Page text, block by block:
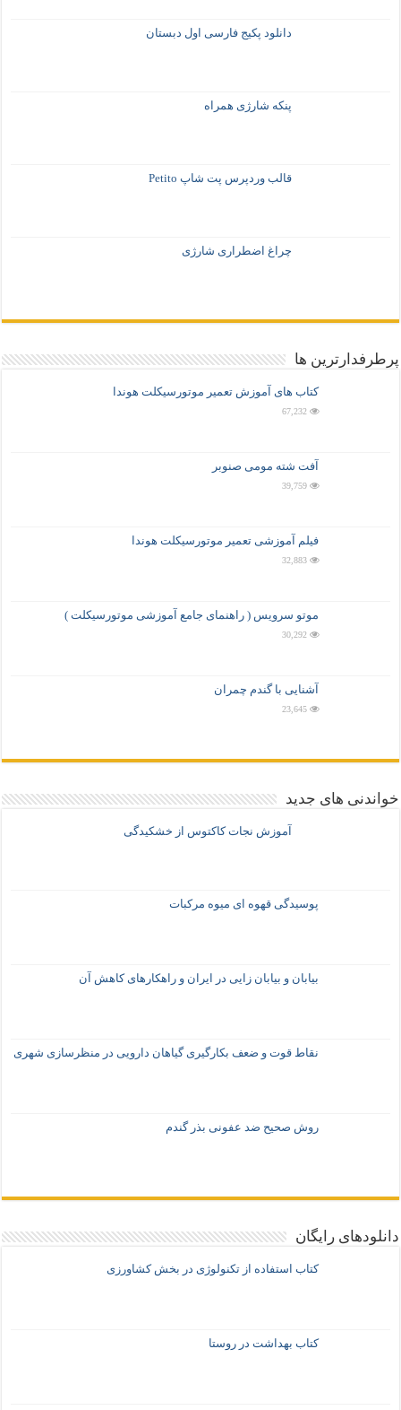
دانلود پکیج فارسی اول دبستان
پنکه شارژی همراه
قالب وردپرس پت شاپ Petito
چراغ اضطراری شارژی
پرطرفدارترین ها
کتاب های آموزش تعمیر موتورسیکلت هوندا
67,232
آفت شته مومی صنوبر
39,759
فیلم آموزشی تعمیر موتورسیکلت هوندا
32,883
موتو سرویس ( راهنمای جامع آموزشی موتورسیکلت )
30,292
آشنایی با گندم چمران
23,645
خواندنی های جدید
آموزش نجات کاکتوس از خشکیدگی
پوسیدگی قهوه ای میوه مرکبات
بیابان و بیابان زایی در ایران و راهکارهای کاهش آن
نقاط قوت و ضعف بکارگیری گیاهان دارویی در منظرسازی شهری
روش صحیح ضد عفونی بذر گندم
دانلودهای رایگان
کتاب استفاده از تکنولوژی در بخش کشاورزی
کتاب بهداشت در روستا